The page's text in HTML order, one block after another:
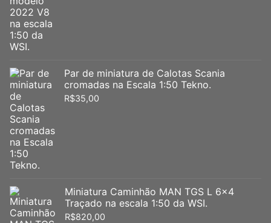
Par de miniatura de Calotas Scania
cromadas na Escala 1:50 Tekno.
R$35,00
Miniatura Caminhão MAN TGS L 6x4
Traçado na escala 1:50 da WSI.
R$820,00